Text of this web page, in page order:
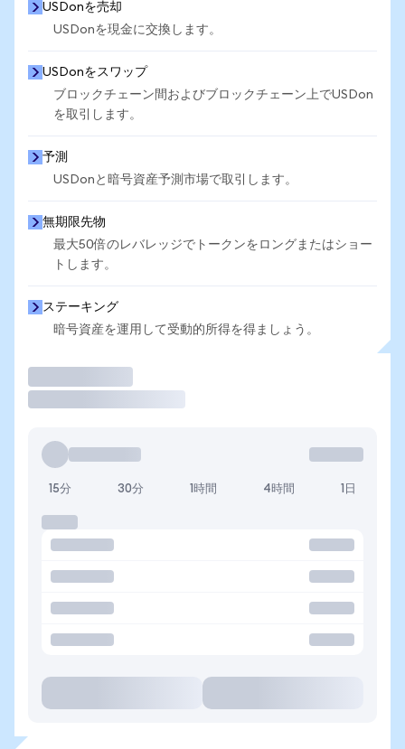
USDonを売却
USDonを現金に交換します。
USDonをスワップ
ブロックチェーン間およびブロックチェーン上でUSDon
を取引します。
予測
USDonと暗号資産予測市場で取引します。
無期限先物
最大50倍のレバレッジでトークンをロングまたはショー
トします。
ステーキング
暗号資産を運用して受動的所得を得ましょう。
15分 30分 1時間 4時間 1日